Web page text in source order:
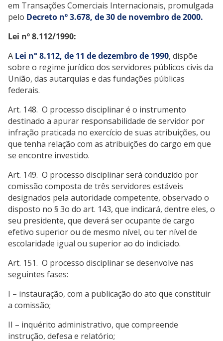
em Transações Comerciais Internacionais, promulgada
pelo Decreto nº 3.678, de 30 de novembro de 2000.
Lei nº 8.112/1990:
A Lei n° 8.112, de 11 de dezembro de 1990, dispõe
sobre o regime jurídico dos servidores públicos civis da
União, das autarquias e das fundações públicas
federais.
Art. 148. O processo disciplinar é o instrumento
destinado a apurar responsabilidade de servidor por
infração praticada no exercício de suas atribuições, ou
que tenha relação com as atribuições do cargo em que
se encontre investido.
Art. 149. O processo disciplinar será conduzido por
comissão composta de três servidores estáveis
designados pela autoridade competente, observado o
disposto no § 3o do art. 143, que indicará, dentre eles, o
seu presidente, que deverá ser ocupante de cargo
efetivo superior ou de mesmo nível, ou ter nível de
escolaridade igual ou superior ao do indiciado.
Art. 151. O processo disciplinar se desenvolve nas
seguintes fases:
I – instauração, com a publicação do ato que constituir
a comissão;
II – inquérito administrativo, que compreende
instrução, defesa e relatório;